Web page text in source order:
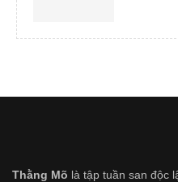
Thằng Mõ là tập tuần san độc